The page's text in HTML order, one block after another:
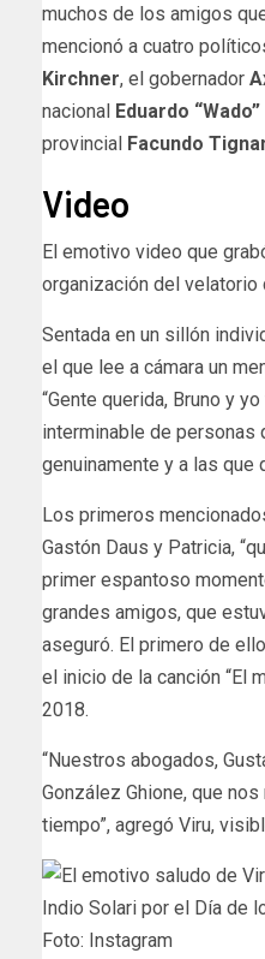
muchos de los amigos
mencionó a cuatro
Kirchner, el gobernador
nacional Eduardo
provincial Facundo
Video
El emotivo video que
organización del velatorio
Sentada en un sillón
el que lee a cámara un
“Gente querida, Bruno y
interminable de personas
genuinamente y a las que
Los primeros
Gastón Daus y Patricia,
primer espantoso
grandes amigos, que
aseguró. El primero de
el inicio de la canción “El
2018.
“Nuestros abogados,
González Ghione, que
tiempo”, agregó Viru,